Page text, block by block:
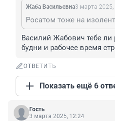
Жаба Васильевна3 марта 2025,
Василий Жабович тебе ли
будни и рабочее время
ОТВЕТИТЬ
Показать ещё 6
Гость
3 марта 2025, 12:24